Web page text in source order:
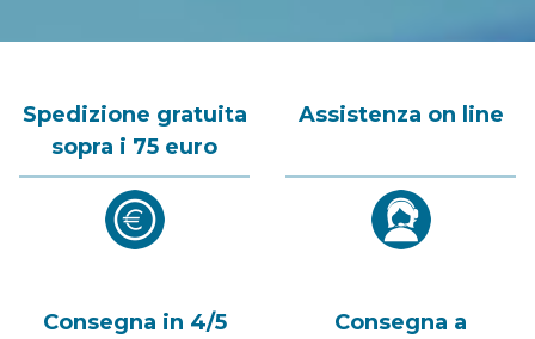
Spedizione gratuita
sopra i 75 euro
Assistenza on line
Consegna in 4/5
Consegna a